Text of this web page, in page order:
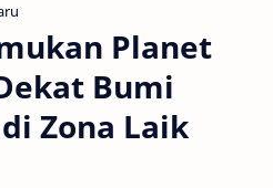
Planet
Bumi
Zona Laik